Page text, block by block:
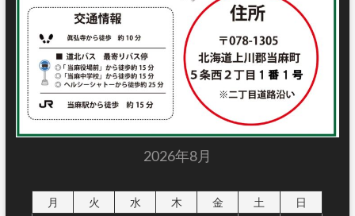
2026年8月
月 火 水 木 金 土
日